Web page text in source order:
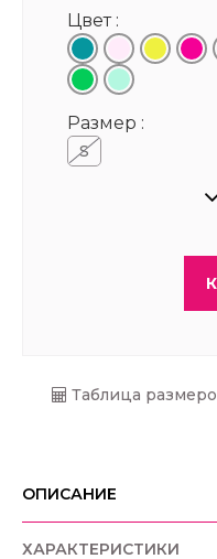
Цвет :
Размер :
S
Таблица
ОПИСАНИЕ
ХАРАКТЕРИСТИКИ